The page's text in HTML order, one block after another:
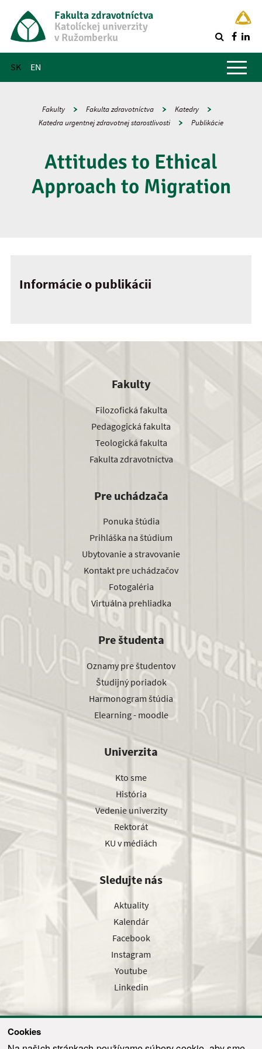
Cookies
Fakulta zdravotníctva
Katolíckej univerzity
v Ružomberku
SK EN
Hlavné menu
Fakulty Fakulta zdravotníctva
Katedry
Katedra urgentnej zdravotnej starostlivosti
Publikácie
Attitudes to Ethical
Approach to Migration
Informácie o publikácii
Fakulty
Filozofická fakulta
Pedagogická fakulta
Teologická fakulta
Fakulta zdravotníctva
Pre uchádzača
Ponuka štúdia
Prihláška na štúdium
Ubytovanie a stravovanie
Kontakt pre uchádzačov
Fotogaléria
Virtuálna prehliadka
Pre študenta
Oznamy pre študentov
Študijný poriadok
Harmonogram štúdia
Elearning - moodle
Univerzita
Kto sme
História
Vedenie univerzity
Rektorát
KU v médiách
Sledujte nás
Aktuality
Kalendár
Facebook
Instagram
Youtube
Linkedin